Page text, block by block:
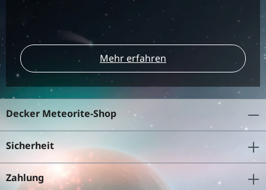
Mehr erfahren
Decker Meteorite-Shop
Sicherheit
Zahlung